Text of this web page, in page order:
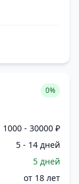
0%
1000 - 30000 ₽
5 - 14 дней
5 дней
от 18 лет